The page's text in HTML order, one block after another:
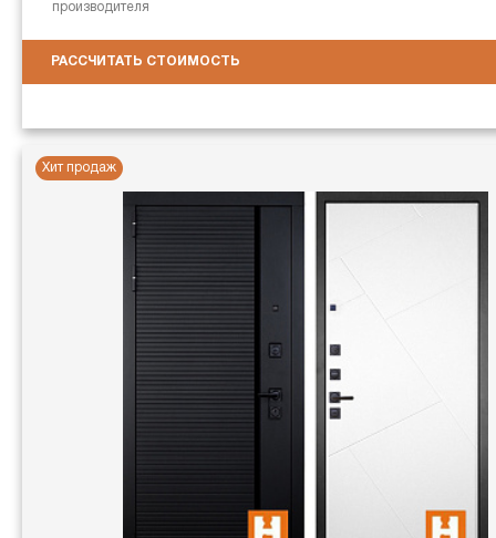
производителя
РАССЧИТАТЬ СТОИМОСТЬ
Хит продаж